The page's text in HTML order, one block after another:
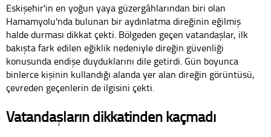
Eskişehir'in en yoğun yaya güzergâhlarından biri olan
Hamamyolu'nda bulunan bir aydınlatma direğinin eğilmiş
halde durması dikkat çekti. Bölgeden geçen vatandaşlar, ilk
bakışta fark edilen eğiklik nedeniyle direğin güvenliği
konusunda endişe duyduklarını dile getirdi. Gün boyunca
binlerce kişinin kullandığı alanda yer alan direğin görüntüsü,
çevreden geçenlerin de ilgisini çekti.
Vatandaşların dikkatinden kaçmadı